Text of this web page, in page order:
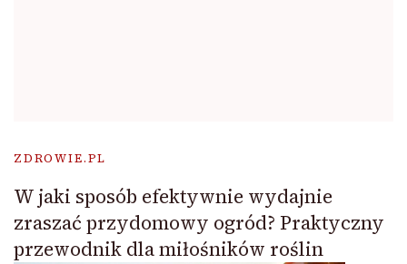
ZDROWIE.PL
W jaki sposób efektywnie wydajnie
zraszać przydomowy ogród? Praktyczny
przewodnik dla miłośników roślin